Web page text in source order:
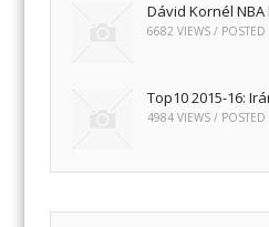
Dávid Kornél
6682 VIEWS / POSTED
Top10 2015-16:
4984 VIEWS / POSTED